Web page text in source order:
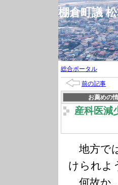
棚倉町議
総合ポータル
前の記事
お薦めの
産科医減
地方で
けられよ
何故か